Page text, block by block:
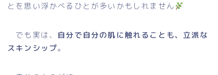
とを思い浮かべるひとが多いかもしれません
でも実は、 自分で自分の肌に触れることも、立派な
スキンシップ。